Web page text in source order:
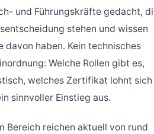
und Führungskräfte gedacht,
stehen und wissen
davon haben. Kein technisches
Welche Rollen gibt es,
welches Zertifikat lohnt sich
sinnvoller Einstieg aus.
Bereich reichen aktuell von rund